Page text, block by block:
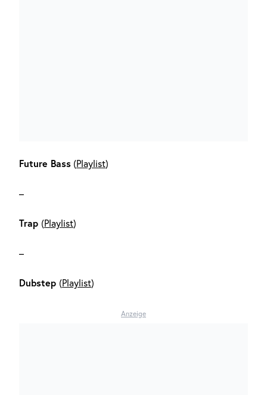
Future Bass (Playlist)
–
Trap (Playlist)
–
Dubstep (Playlist)
Anzeige